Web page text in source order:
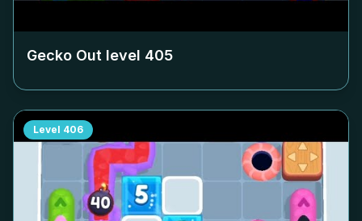
Gecko Out level 405
Level 406